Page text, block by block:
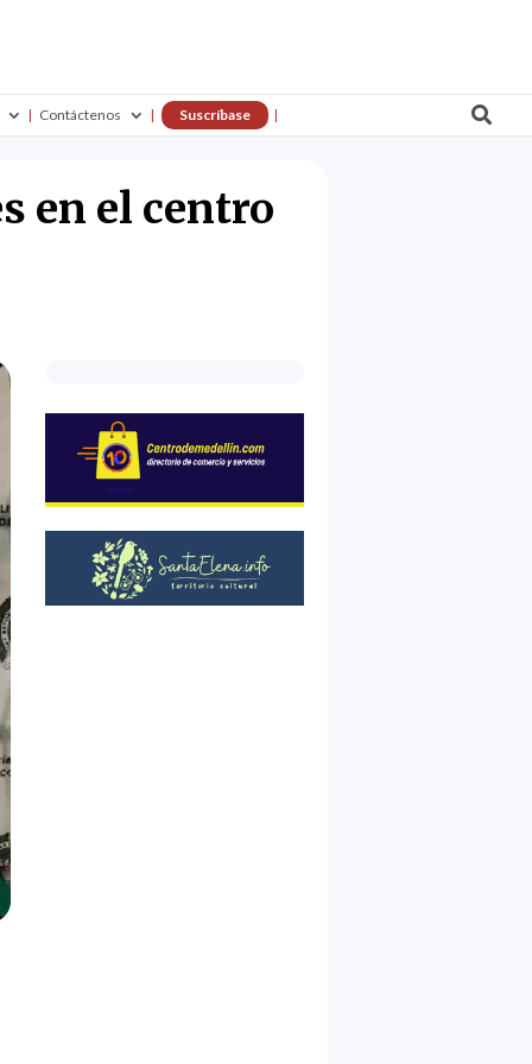
Contáctenos Suscríbase 
en el centro